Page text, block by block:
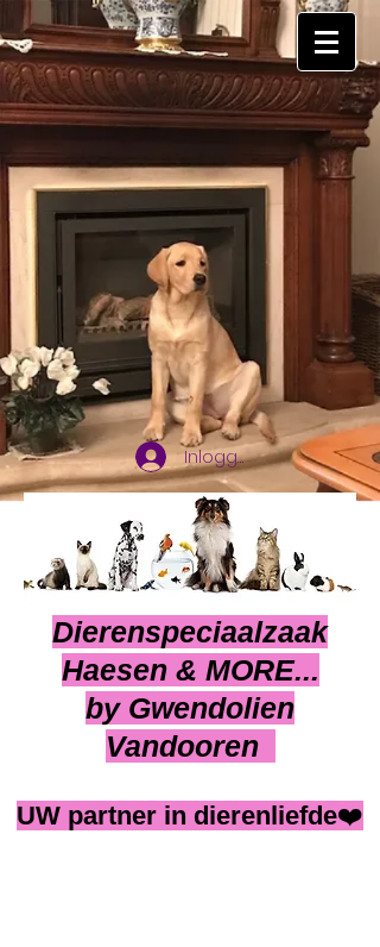
Inloggen
Dierenspeciaalzaak
Haesen & MORE...
by Gwendolien
Vandooren
UW partner in dierenliefde❤️